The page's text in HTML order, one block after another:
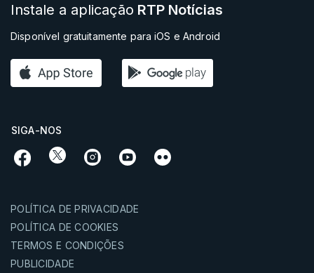
Instale a aplicação RTP Notícias
Disponível gratuitamente para iOS e Android
SIGA-NOS
POLÍTICA DE PRIVACIDADE
POLÍTICA DE COOKIES
TERMOS E CONDIÇÕES
PUBLICIDADE